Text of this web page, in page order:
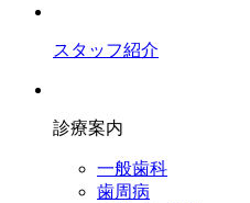
スタッフ紹介
診療案内
一般歯科
歯周病